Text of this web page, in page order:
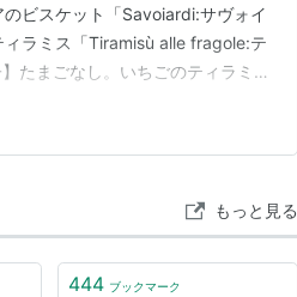
ビスケット「Savoiardi:サヴォイ
ラミス「Tiramisù alle fragole:テ
たまごなし。いちごのティラミス
もっと見る
444 ブックマーク